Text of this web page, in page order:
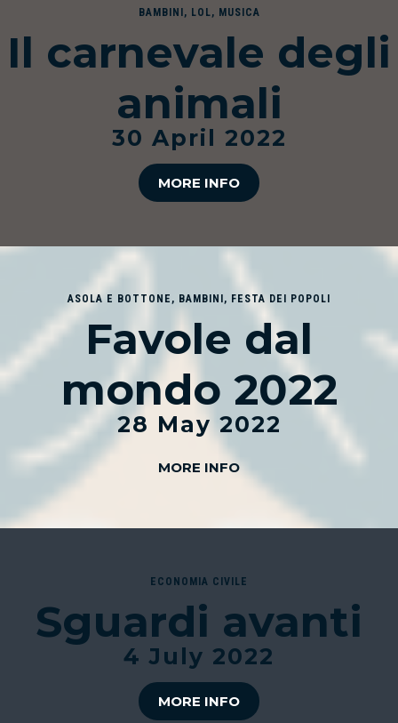
BAMBINI , LOL, MUSICA
Il carnevale degli
animali
30 April 2022
MORE INFO
ASOLA E BOTTONE , BAMBINI , FESTA DEI POPOLI
Favole dal
mondo 2022
28 May 2022
MORE INFO
ECONOMIA CIVILE
Sguardi avanti
4 July 2022
MORE INFO